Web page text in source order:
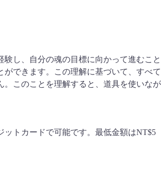
し、自分の魂の目標に向かって進むこと
できます。この理解に基づいて、すべて
このことを理解すると、道具を使いなが
トカードで可能です。最低金額はNT$5